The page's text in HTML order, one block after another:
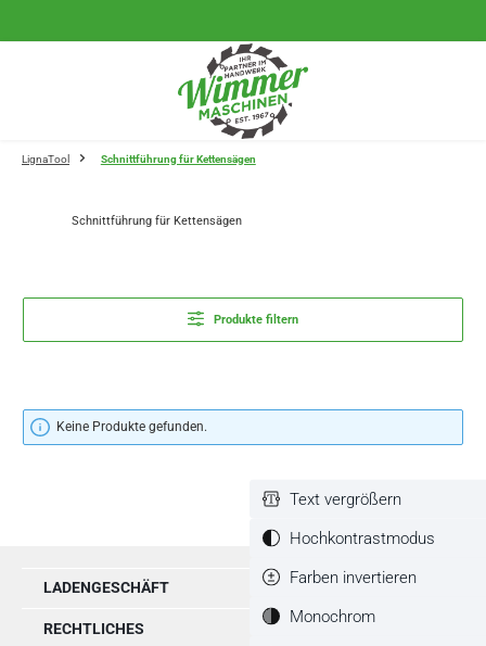
LignaTool Schnittführung für Kettensägen
Schnittführung für Kettensägen
Produkte filtern
Keine Produkte gefunden.
LADENGESCHÄFT
RECHTLICHES
Text vergrößern
Hochkontrastmodus
Farben invertieren
Monochrom